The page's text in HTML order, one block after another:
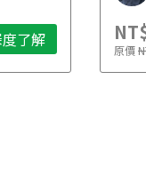
了解 原價